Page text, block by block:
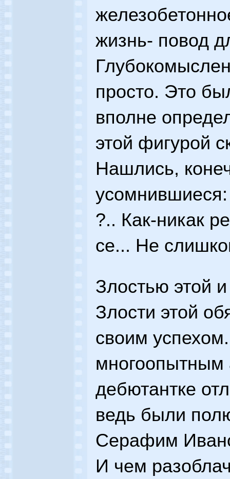
жизнь- повод
просто. Это
вполне
этой фигурой
Нашлись,
усомнившиеся:
?.. Как-никак
се... Не
Злостью этой
Злости этой
своим
многоопытным
дебютантке
ведь были
Серафим
И чем